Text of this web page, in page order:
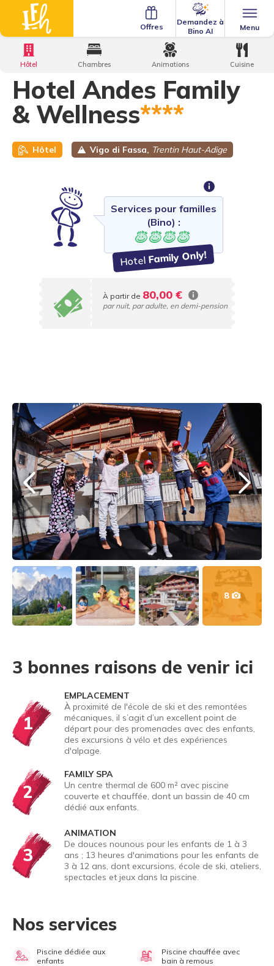
Menu
Demandez à
Bino AI
Offres
Home Family Hotels·Hôtel Andes Family & Wellness
Hotel Andes Family
& Wellness****
Hôtel Vigo di Fassa, Trentin Haut-Adige
Services pour familles
(Bino) :
HotelFamily Only!
À partir de 80,00 €
par nuit, par adulte, en demi-pension
Hôtel Chambres Animations Cuisine
8
3 bonnes raisons de venir ici
1
EMPLACEMENT
À proximité de l'école de ski et des remontées
mécaniques, il s’agit d’un excellent point de
départ pour des promenades avec des enfants,
des excursions à vélo et des expériences
d'alpage.
2
FAMILY SPA
Un centre thermal de 600 m² avec piscine
couverte et chauffée, dont un bassin de 40 cm
dédié aux enfants.
3
ANIMATION
De douces nounous pour les enfants de 1 à 3
ans ; 13 heures d'animations pour les enfants de
3 à 12 ans, dont excursions, école de ski, ateliers,
spectacles et jeux dans la piscine.
Nos services
Piscine dédiée aux
enfants
Piscine chauffée avec
bain à remous